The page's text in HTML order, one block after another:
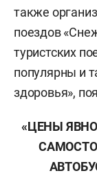
также
поездов
туристских
популярны и
здоровья»,
«ЦЕНЫ